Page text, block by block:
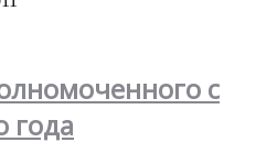
с
года